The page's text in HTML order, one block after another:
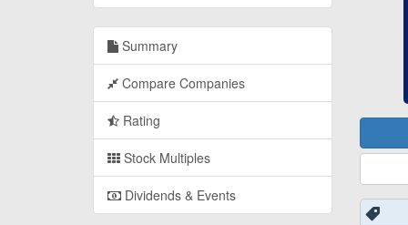
Summary
Compare Companies
Rating
Stock Multiples
Dividends & Events